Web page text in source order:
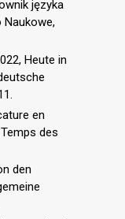
języka
Naukowe,
Heute in
en
des
den